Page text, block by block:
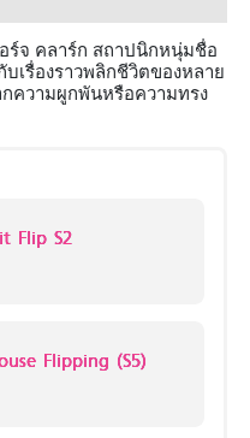
ร์จ คลาร์ก สถาปนิกหนุ่มชื่อ
เรื่องราวพลิกชีวิตของหลาย
ความผูกพันหรือความทรง
Flip S2
Flipping (S5)